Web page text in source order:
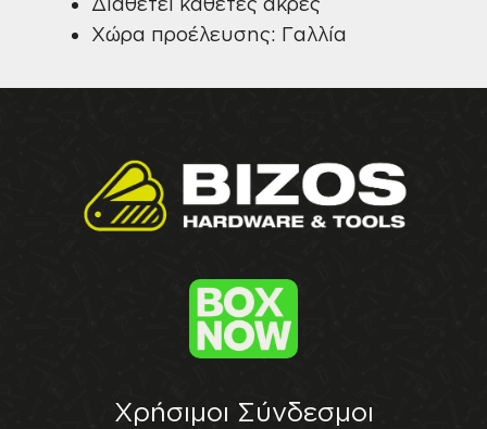
Χώρα προέλευσης: Γαλλία
Χρήσιμοι Σύνδεσμοι